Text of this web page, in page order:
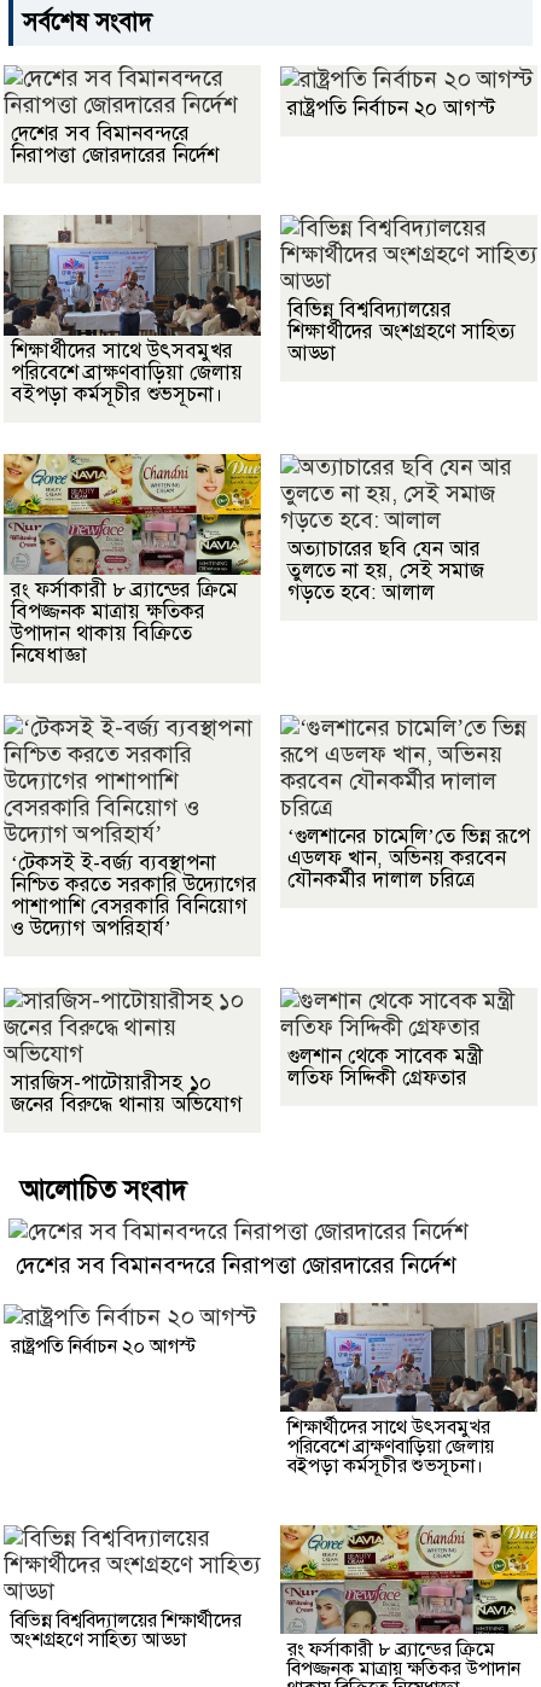
সর্বশেষ সংবাদ
দেশের সব বিমানবন্দরে
নিরাপত্তা জোরদারের নির্দেশ
রাষ্ট্রপতি নির্বাচন ২০ আগস্ট
শিক্ষার্থীদের সাথে উৎসবমুখর
পরিবেশে ব্রাক্ষণবাড়িয়া জেলায়
বইপড়া কর্মসূচীর শুভসূচনা।
বিভিন্ন বিশ্ববিদ্যালয়ের
শিক্ষার্থীদের অংশগ্রহণে সাহিত্য
আড্ডা
রং ফর্সাকারী ৮ ব্র্যান্ডের ক্রিমে
বিপজ্জনক মাত্রায় ক্ষতিকর
উপাদান থাকায় বিক্রিতে
নিষেধাজ্ঞা
অত্যাচারের ছবি যেন আর
তুলতে না হয়, সেই সমাজ
গড়তে হবে: আলাল
‘টেকসই ই-বর্জ্য ব্যবস্থাপনা
নিশ্চিত করতে সরকারি উদ্যোগের
পাশাপাশি বেসরকারি বিনিয়োগ
ও উদ্যোগ অপরিহার্য’
‘গুলশানের চামেলি’তে ভিন্ন রূপে
এডলফ খান, অভিনয় করবেন
যৌনকর্মীর দালাল চরিত্রে
সারজিস-পাটোয়ারীসহ ১০
জনের বিরুদ্ধে থানায় অভিযোগ
গুলশান থেকে সাবেক মন্ত্রী
লতিফ সিদ্দিকী গ্রেফতার
আলোচিত সংবাদ
দেশের সব বিমানবন্দরে নিরাপত্তা জোরদারের নির্দেশ
রাষ্ট্রপতি নির্বাচন ২০ আগস্ট
শিক্ষার্থীদের সাথে উৎসবমুখর
পরিবেশে ব্রাক্ষণবাড়িয়া জেলায়
বইপড়া কর্মসূচীর শুভসূচনা।
বিভিন্ন বিশ্ববিদ্যালয়ের শিক্ষার্থীদের
অংশগ্রহণে সাহিত্য আড্ডা
রং ফর্সাকারী ৮ ব্র্যান্ডের ক্রিমে
বিপজ্জনক মাত্রায় ক্ষতিকর উপাদান